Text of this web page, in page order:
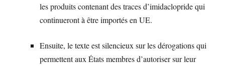
les produits contenant des traces d’imidaclopride qui
continueront à être importés en UE.
Ensuite, le texte est silencieux sur les dérogations qui
permettent aux États membres d’autoriser sur leur